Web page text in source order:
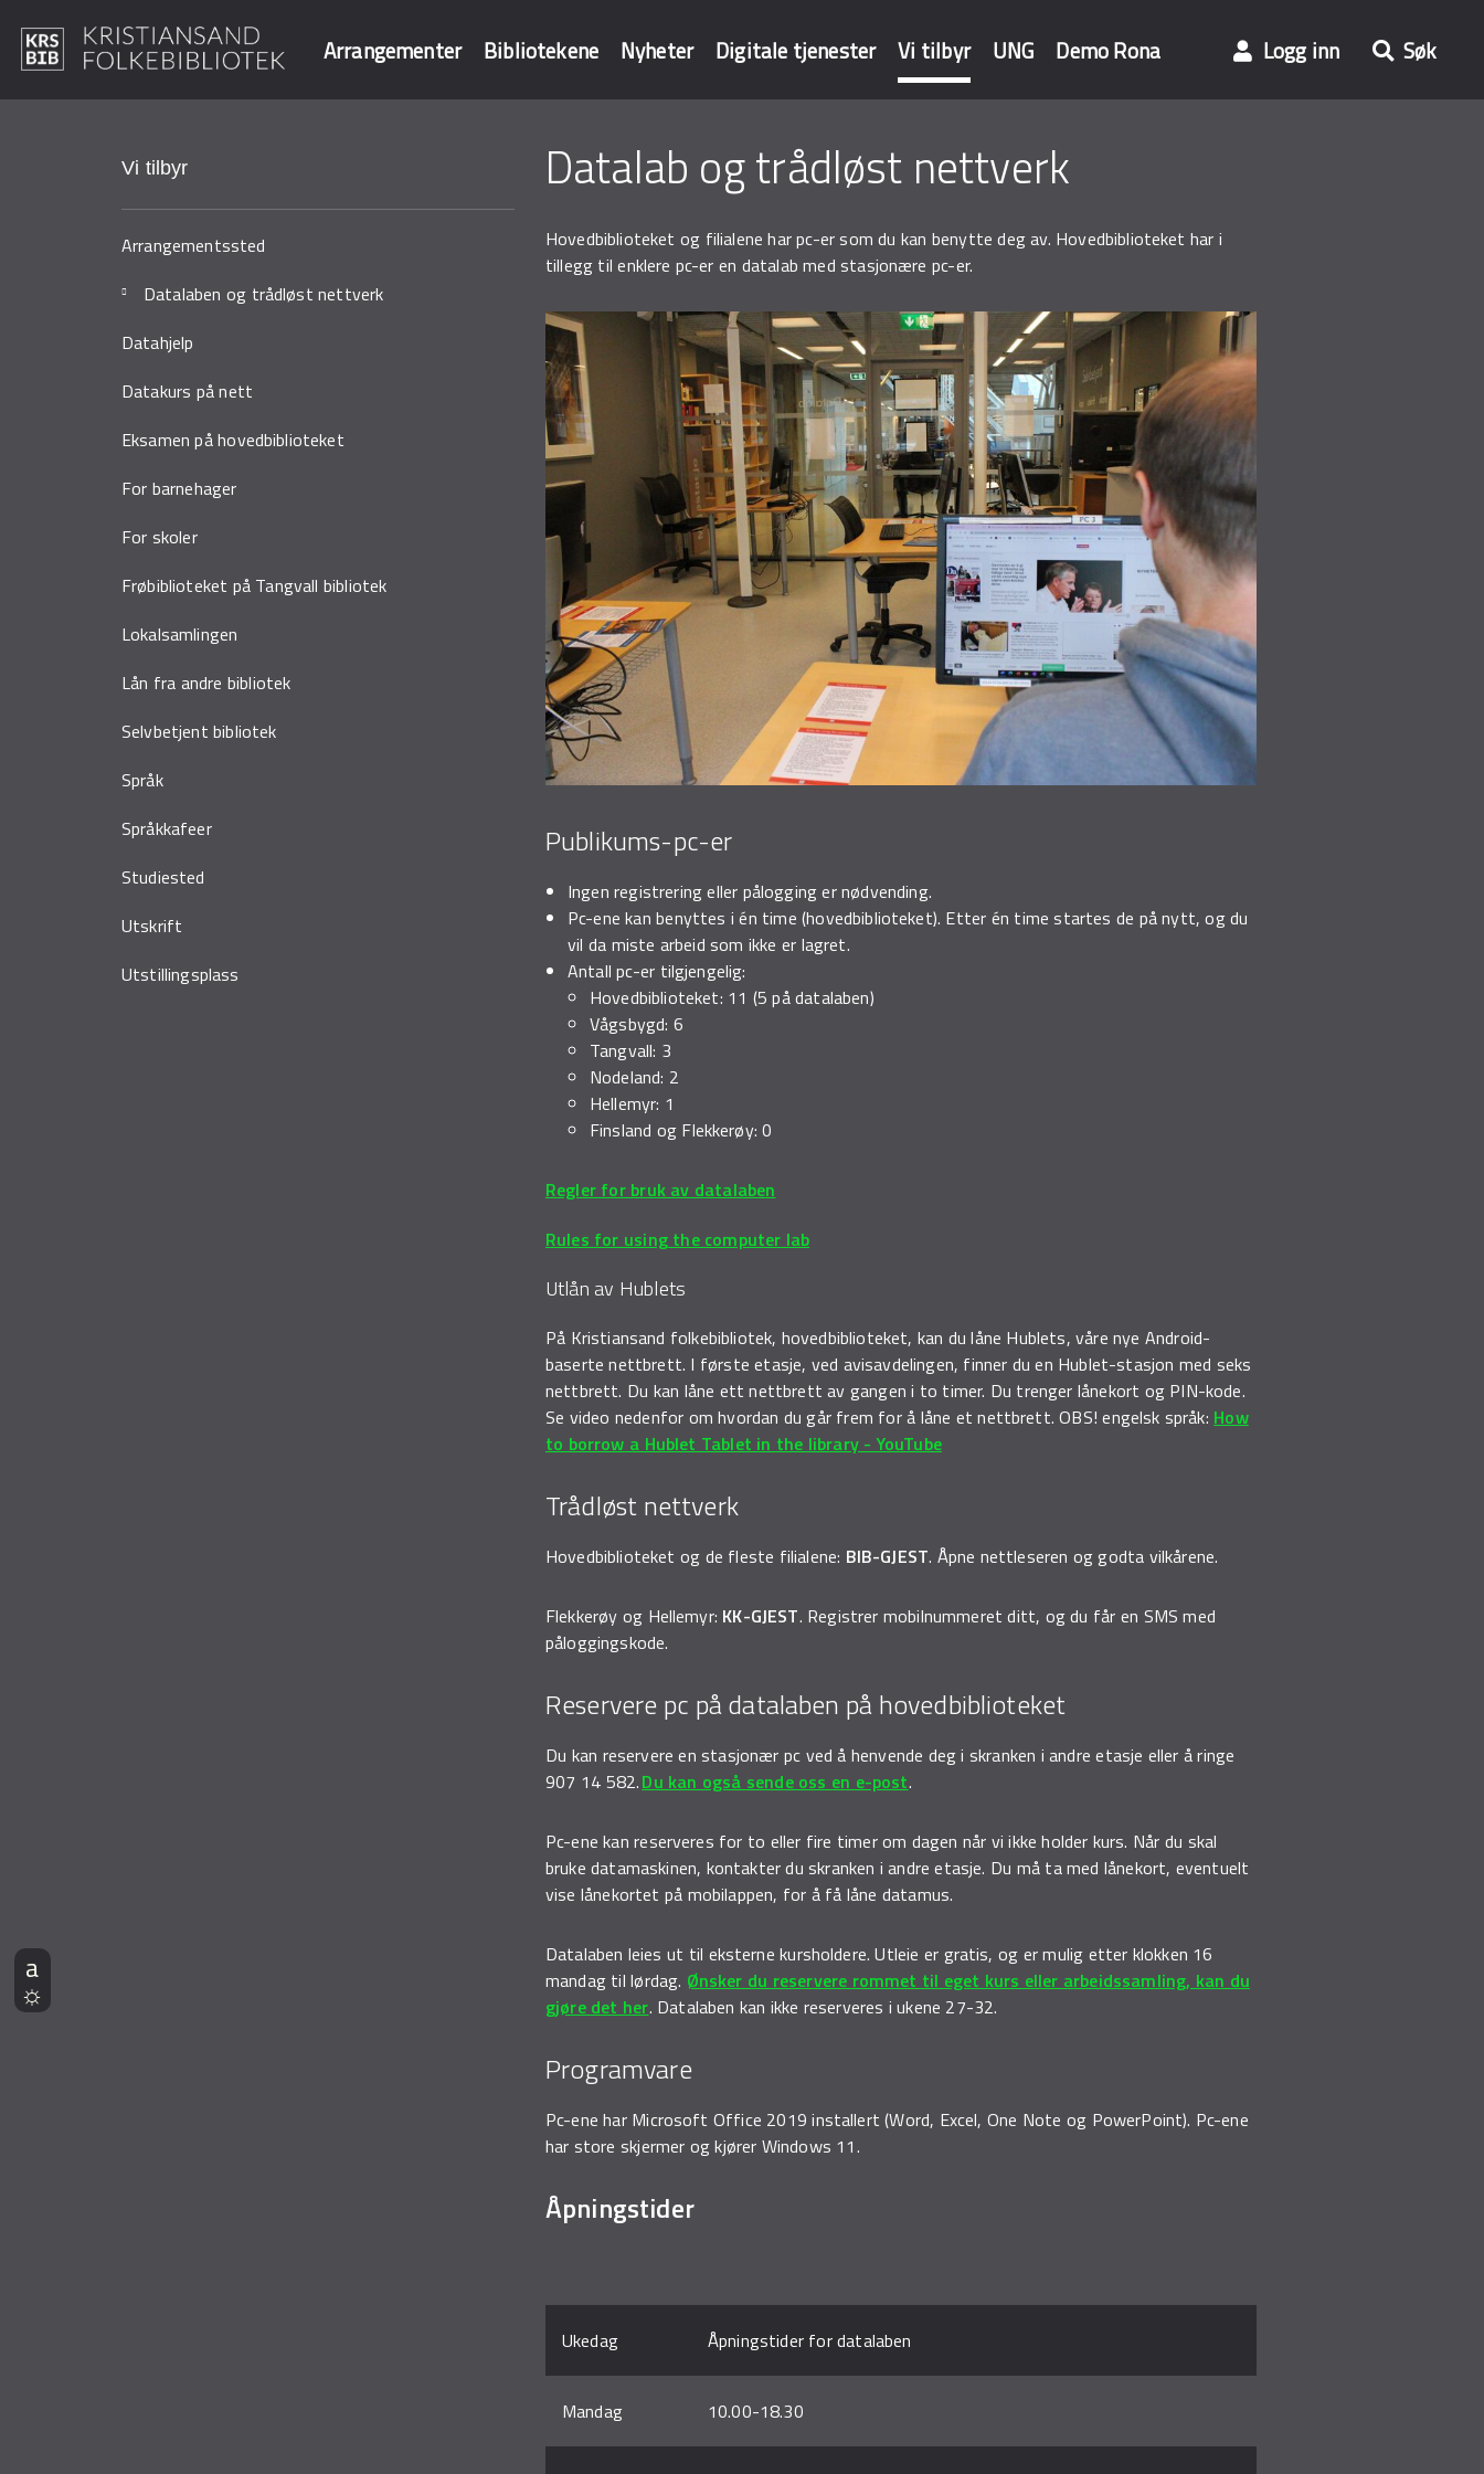
Arrangementer Bibliotekene Nyheter Digitale tjenester Vi tilbyr UNG Demo Rona Logg inn Søk
Vi tilbyr
Arrangementssted
Datalaben og trådløst nettverk
Datahjelp
Datakurs på nett
Eksamen på hovedbiblioteket
For barnehager
For skoler
Frøbiblioteket på Tangvall bibliotek
Lokalsamlingen
Lån fra andre bibliotek
Selvbetjent bibliotek
Språk
Språkkafeer
Studiested
Utskrift
Utstillingsplass
Datalab og trådløst nettverk
Hovedbiblioteket og filialene har pc-er som du kan benytte deg av. Hovedbiblioteket har i
tillegg til enklere pc-er en datalab med stasjonære pc-er.
Publikums-pc-er
Ingen registrering eller pålogging er nødvending.
Pc-ene kan benyttes i én time (hovedbiblioteket). Etter én time startes de på nytt, og du
vil da miste arbeid som ikke er lagret.
Antall pc-er tilgjengelig:
Hovedbiblioteket: 11 (5 på datalaben)
Vågsbygd: 6
Tangvall: 3
Nodeland: 2
Hellemyr: 1
Finsland og Flekkerøy: 0
Regler for bruk av datalaben
Rules for using the computer lab
Utlån av Hublets
På Kristiansand folkebibliotek, hovedbiblioteket, kan du låne Hublets, våre nye Android-
baserte nettbrett. I første etasje, ved avisavdelingen, finner du en Hublet-stasjon med seks
nettbrett. Du kan låne ett nettbrett av gangen i to timer. Du trenger lånekort og PIN-kode.
Se video nedenfor om hvordan du går frem for å låne et nettbrett. OBS! engelsk språk: How
to borrow a Hublet Tablet in the library - YouTube
Trådløst nettverk
Hovedbiblioteket og de fleste filialene: BIB-GJEST. Åpne nettleseren og godta vilkårene.
Flekkerøy og Hellemyr: KK-GJEST. Registrer mobilnummeret ditt, og du får en SMS med
påloggingskode.
Reservere pc på datalaben på hovedbiblioteket
Du kan reservere en stasjonær pc ved å henvende deg i skranken i andre etasje eller å ringe
907 14 582.Du kan også sende oss en e-post.
Pc-ene kan reserveres for to eller fire timer om dagen når vi ikke holder kurs. Når du skal
bruke datamaskinen, kontakter du skranken i andre etasje. Du må ta med lånekort, eventuelt
vise lånekortet på mobilappen, for å få låne datamus.
Datalaben leies ut til eksterne kursholdere. Utleie er gratis, og er mulig etter klokken 16
mandag til lørdag. Ønsker du reservere rommet til eget kurs eller arbeidssamling, kan du
gjøre det her. Datalaben kan ikke reserveres i ukene 27-32.
Programvare
Pc-ene har Microsoft Office 2019 installert (Word, Excel, One Note og PowerPoint). Pc-ene
har store skjermer og kjører Windows 11.
Åpningstider
Ukedag Åpningstider for datalaben
Mandag 10.00-18.30